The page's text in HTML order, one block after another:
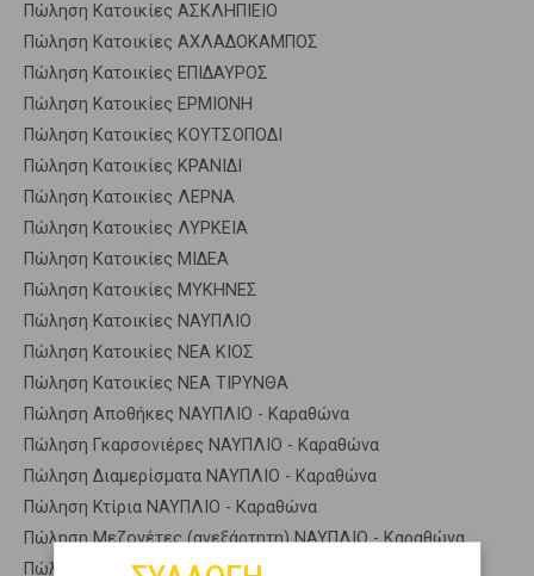
Πώληση Κατοικίες ΑΣΚΛΗΠΙΕΙΟ
Πώληση Κατοικίες ΑΧΛΑΔΟΚΑΜΠΟΣ
Πώληση Κατοικίες ΕΠΙΔΑΥΡΟΣ
Πώληση Κατοικίες ΕΡΜΙΟΝΗ
Πώληση Κατοικίες ΚΟΥΤΣΟΠΟΔΙ
Πώληση Κατοικίες ΚΡΑΝΙΔΙ
Πώληση Κατοικίες ΛΕΡΝΑ
Πώληση Κατοικίες ΛΥΡΚΕΙΑ
Πώληση Κατοικίες ΜΙΔΕΑ
Πώληση Κατοικίες ΜΥΚΗΝΕΣ
Πώληση Κατοικίες ΝΑΥΠΛΙΟ
Πώληση Κατοικίες ΝΕΑ ΚΙΟΣ
Πώληση Κατοικίες ΝΕΑ ΤΙΡΥΝΘΑ
Πώληση Αποθήκες ΝΑΥΠΛΙΟ - Καραθώνα
Πώληση Γκαρσονιέρες ΝΑΥΠΛΙΟ - Καραθώνα
Πώληση Διαμερίσματα ΝΑΥΠΛΙΟ - Καραθώνα
Πώληση Κτίρια ΝΑΥΠΛΙΟ - Καραθώνα
Πώληση Μεζονέτες (ανεξάρτητη) ΝΑΥΠΛΙΟ - Καραθώνα
Πώληση Μεζονέτες (εφαπτόμενη) ΝΑΥΠΛΙΟ - Καραθώνα